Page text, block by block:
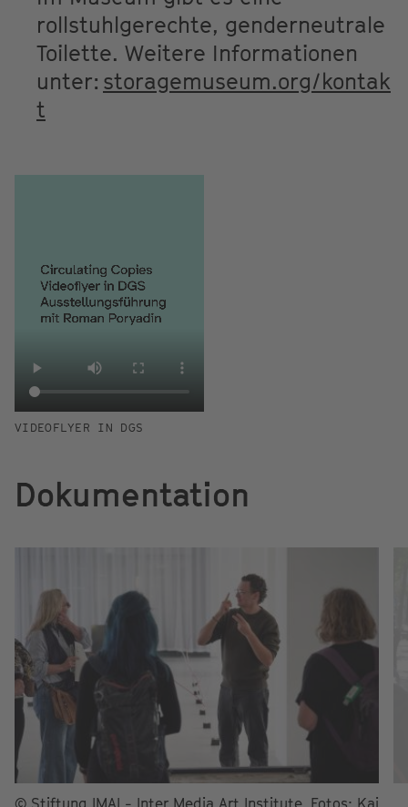
rollstuhlgerechte, genderneutrale
Toilette. Weitere Informationen
unter: storagemuseum.org/kontak
t
VIDEOFLYER IN DGS
Dokumentation